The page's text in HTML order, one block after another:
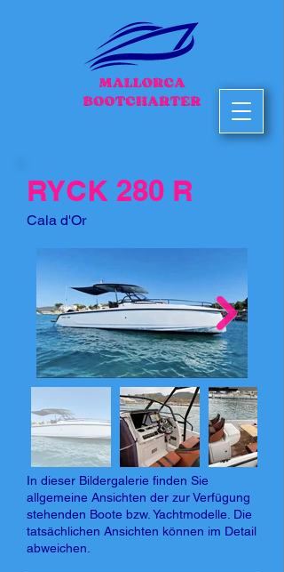
RYCK 280 R
Cala d'Or
In dieser Bildergalerie finden Sie
allgemeine Ansichten der zur Verfügung
stehenden Boote bzw. Yachtmodelle. Die
tatsächlichen Ansichten können im Detail
abweichen.